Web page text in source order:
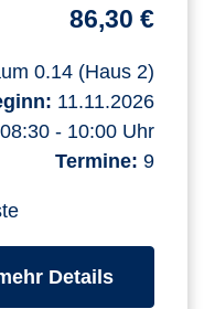
86,30 €
0.14 (Haus 2)
11.11.2026
08:30 - 10:00 Uhr
Termine: 9
Detailszum